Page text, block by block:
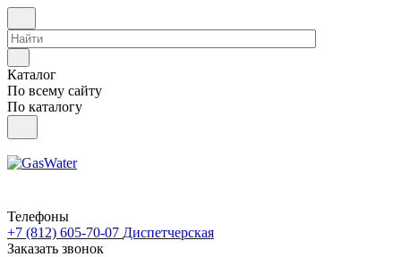
Каталог
По всему сайту
По каталогу
Телефоны
+7 (812) 605-70-07 Диспетчерская
Заказать звонок